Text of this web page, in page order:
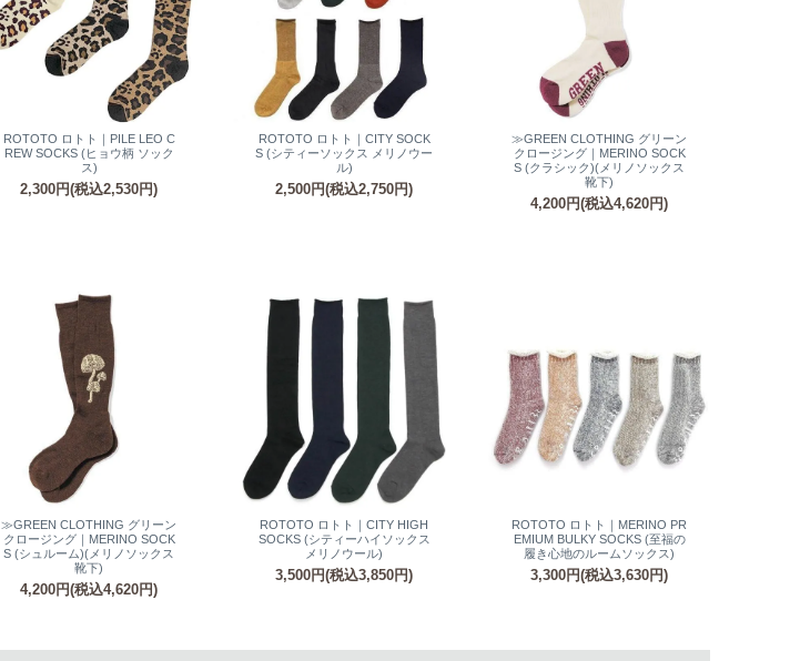
ROTOTO ロトト｜PILE LEO C
REW SOCKS (ヒョウ柄 ソック
ス)
2,300円(税込2,530円)
ROTOTO ロトト｜CITY SOCK
S (シティーソックス メリノウー
ル)
2,500円(税込2,750円)
≫GREEN CLOTHING グリーン
クロージング｜MERINO SOCK
S (クラシック)(メリノソックス
靴下)
4,200円(税込4,620円)
≫GREEN CLOTHING グリーン
クロージング｜MERINO SOCK
S (シュルーム)(メリノソックス
靴下)
4,200円(税込4,620円)
ROTOTO ロトト｜CITY HIGH
SOCKS (シティーハイソックス
メリノウール)
3,500円(税込3,850円)
ROTOTO ロトト｜MERINO PR
EMIUM BULKY SOCKS (至福の
履き心地のルームソックス)
3,300円(税込3,630円)